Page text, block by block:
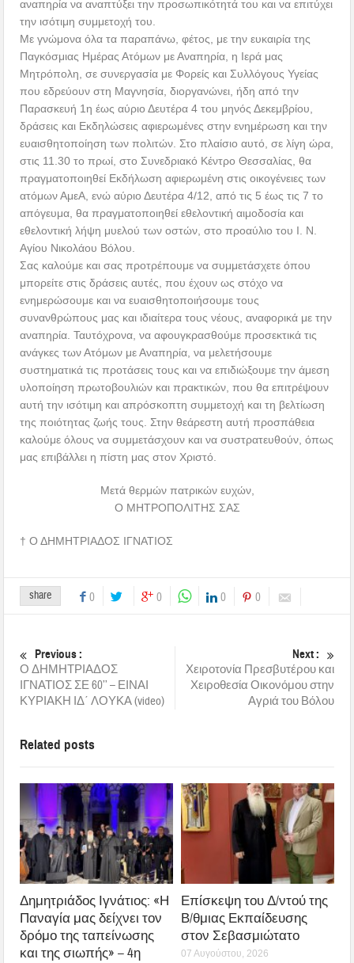
αναπηρία να αναπτύξει την προσωπικότητά του και να επιτύχει
την ισότιμη συμμετοχή του.
Με γνώμονα όλα τα παραπάνω, φέτος, με την ευκαιρία της
Παγκόσμιας Ημέρας Ατόμων με Αναπηρία, η Ιερά μας
Μητρόπολη, σε συνεργασία με Φορείς και Συλλόγους Υγείας
που εδρεύουν στη Μαγνησία, διοργανώνει, ήδη από την
Παρασκευή 1η έως αύριο Δευτέρα 4 του μηνός Δεκεμβρίου,
δράσεις και Εκδηλώσεις αφιερωμένες στην ενημέρωση και την
ευαισθητοποίηση των πολιτών. Στο πλαίσιο αυτό, σε λίγη ώρα,
στις 11.30 το πρωί, στο Συνεδριακό Κέντρο Θεσσαλίας, θα
πραγματοποιηθεί Εκδήλωση αφιερωμένη στις οικογένειες των
ατόμων ΑμεΑ, ενώ αύριο Δευτέρα 4/12, από τις 5 έως τις 7 το
απόγευμα, θα πραγματοποιηθεί εθελοντική αιμοδοσία και
εθελοντική λήψη μυελού των οστών, στο προαύλιο του Ι. Ν.
Αγίου Νικολάου Βόλου.
Σας καλούμε και σας προτρέπουμε να συμμετάσχετε όπου
μπορείτε στις δράσεις αυτές, που έχουν ως στόχο να
ενημερώσουμε και να ευαισθητοποιήσουμε τους
συνανθρώπους μας και ιδιαίτερα τους νέους, αναφορικά με την
αναπηρία. Ταυτόχρονα, να αφουγκρασθούμε προσεκτικά τις
ανάγκες των Ατόμων με Αναπηρία, να μελετήσουμε
συστηματικά τις προτάσεις τους και να επιδιώξουμε την άμεση
υλοποίηση πρωτοβουλιών και πρακτικών, που θα επιτρέψουν
αυτή την ισότιμη και απρόσκοπτη συμμετοχή και τη βελτίωση
της ποιότητας ζωής τους. Στην θεάρεστη αυτή προσπάθεια
καλούμε όλους να συμμετάσχουν και να συστρατευθούν, όπως
μας επιβάλλει η πίστη μας στον Χριστό.
Μετά θερμών πατρικών ευχών,
Ο ΜΗΤΡΟΠΟΛΙΤΗΣ ΣΑΣ
† Ο ΔΗΜΗΤΡΙΑΔΟΣ ΙΓΝΑΤΙΟΣ
share 0 0 0 0
Previous :
Ο ΔΗΜΗΤΡΙΑΔΟΣ
ΙΓΝΑΤΙΟΣ ΣΕ 60’’ – ΕΙΝΑΙ
ΚΥΡΙΑΚΗ ΙΔ΄ ΛΟΥΚΑ (video)
Next :
Χειροτονία Πρεσβυτέρου και
Χειροθεσία Οικονόμου στην
Αγριά του Βόλου
Related posts
Δημητριάδος Ιγνάτιος: «Η
Παναγία μας δείχνει τον
δρόμο της ταπείνωσης
και της σιωπής» – 4η
Επίσκεψη του Δ/ντού της
Β/θμιας Εκπαίδευσης
στον Σεβασμιώτατο
07 Αυγούστου, 2026